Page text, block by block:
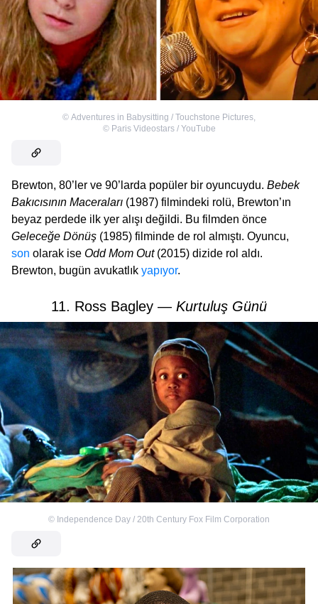
© Adventures in Babysitting / Touchstone Pictures,
© Paris Videostars / YouTube
Brewton, 80’ler ve 90’larda popüler bir oyuncuydu. Bebek
Bakıcısının Maceraları (1987) filmindeki rolü, Brewton’ın
beyaz perdede ilk yer alışı değildi. Bu filmden önce
Geleceğe Dönüş (1985) filminde de rol almıştı. Oyuncu,
son olarak ise Odd Mom Out(2015) dizide rol aldı.
Brewton, bugün avukatlık yapıyor.
11. Ross Bagley — Kurtuluş Günü
© Independence Day / 20th Century Fox Film Corporation